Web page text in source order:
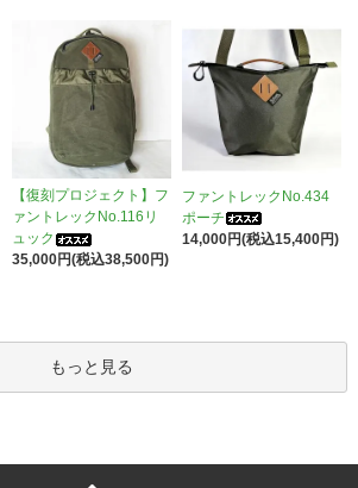
【復刻プロジェクト】フ
ァントレックNo.116リ
ュック
35,000円(税込38,500円)
ファントレックNo.434
ポーチ
14,000円(税込15,400円)
もっと見る